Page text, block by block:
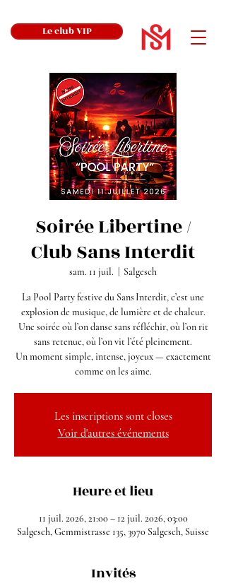
Le club VIP
Soirée Libertine /
Club Sans Interdit
sam. 11 juil. Salgesch
La Pool Party festive du Sans Interdit, c’est une
explosion de musique, de lumière et de chaleur.
Une soirée où l’on danse sans réfléchir, où l’on rit
sans retenue, où l’on vit l’été pleinement.
Un moment simple, intense, joyeux — exactement
comme on les aime.
Les inscriptions sont closes
Voir d'autres événements
Heure et lieu
11 juil. 2026, 21:00 – 12 juil. 2026, 03:00
Salgesch, Gemmistrasse 135, 3970 Salgesch, Suisse
Invités